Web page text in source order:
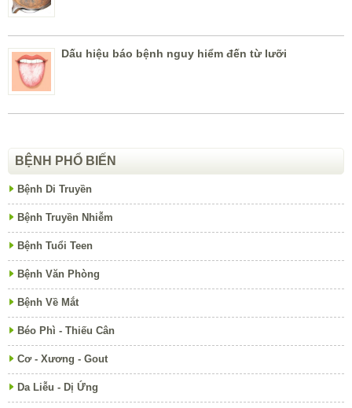
Dấu hiệu báo bệnh nguy hiểm đến từ lưỡi
BỆNH PHỔ BIẾN
Bệnh Di Truyền
Bệnh Truyền Nhiễm
Bệnh Tuổi Teen
Bệnh Văn Phòng
Bệnh Về Mắt
Béo Phì - Thiếu Cân
Cơ - Xương - Gout
Da Liễu - Dị Ứng